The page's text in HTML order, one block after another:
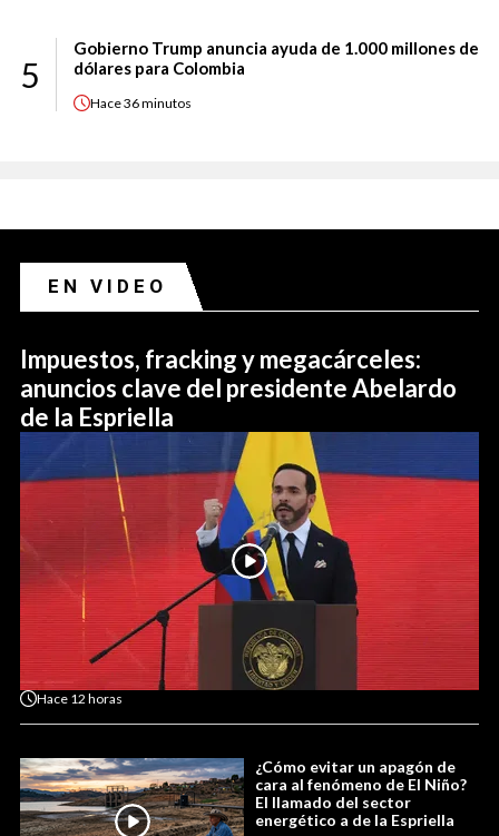
5
Gobierno Trump anuncia ayuda de 1.000 millones de
dólares para Colombia
Hace36 minutos
EN VIDEO
Impuestos, fracking y megacárceles:
anuncios clave del presidente Abelardo
de la Espriella
Hace 12 horas
¿Cómo evitar un apagón de
cara al fenómeno de El Niño?
El llamado del sector
energético a de la Espriella